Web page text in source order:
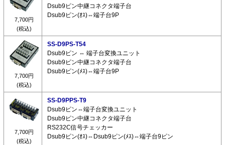
7,700円
(税込)
Dsub9ピン中継コネクタ端子台
Dsub9ピン(ｵｽ)⇔端子台9P
7,700円
(税込)
SS-D9PS-T54
Dsub9ピン ⇔ 端子台変換ユニット
Dsub9ピン中継コネクタ端子台
Dsub9ピン(ﾒｽ)⇔端子台9P
7,700円
(税込)
SS-D9PPS-T9
Dsub9ピン⇔端子台変換ユニット
Dsub9ピン中継コネクタ端子台
RS232C信号チェッカー
Dsub9ピン(ｵｽ)⇔Dsub9ピン(ﾒｽ)⇔端子台9ピン